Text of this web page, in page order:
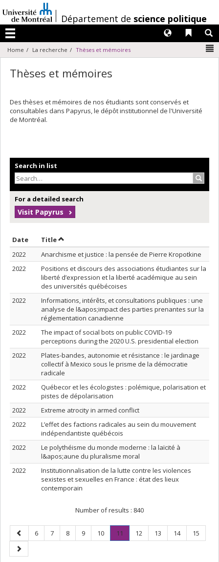
au
contenu
/Département de science politique
Menu
Liens
Langues
Home La recherche Thèses et mémoires
Thèses et mémoires
Des thèses et mémoires de nos étudiants sont conservés et
consultables dans Papyrus, le dépôt institutionnel de l'Université
de Montréal.
Search in list
For a detailed search
Visit Papyrus
Date Sort by date in ascending order
TitleSort by title in ascending order
2022
Anarchisme et justice : la pensée de Pierre Kropotkine
2022
Positions et discours des associations étudiantes sur la
liberté d’expression et la liberté académique au sein
des universités québécoises
2022
Informations, intérêts, et consultations publiques : une
analyse de l&apos;impact des parties prenantes sur la
réglementation canadienne
2022
The impact of social bots on public COVID-19
perceptions during the 2020 U.S. presidential election
2022
Plates-bandes, autonomie et résistance : le jardinage
collectif à Mexico sous le prisme de la démocratie
radicale
2022
Québecor et les écologistes : polémique, polarisation et
pistes de dépolarisation
2022
Extreme atrocity in armed conflict
2022
L’effet des factions radicales au sein du mouvement
indépendantiste québécois
2022
Le polythéisme du monde moderne : la laïcité à
l&apos;aune du pluralisme moral
2022
Institutionnalisation de la lutte contre les violences
sexistes et sexuelles en France : état des lieux
contemporain
Number of results : 840
Previous
page
Page
6 Page
7 Page
8 Page
9 Page
10 Page
11
Current
Page
12 Page
13 Page
14 Page
15
Next
page